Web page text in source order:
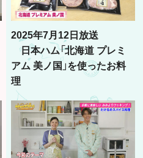
2025年7月12日放送
日本ハム「北海道 プレミ
アム 美ノ国」を使ったお料
理